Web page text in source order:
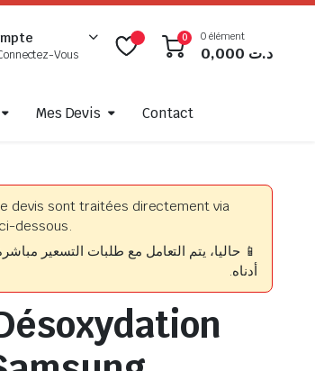
Vous
0 0 élément
د.ت
Mes Devis Contact
devis sont traitées directement via
dessous.
📱 حاليا، يتم التعامل مع طلبات التسعير
أدناه.